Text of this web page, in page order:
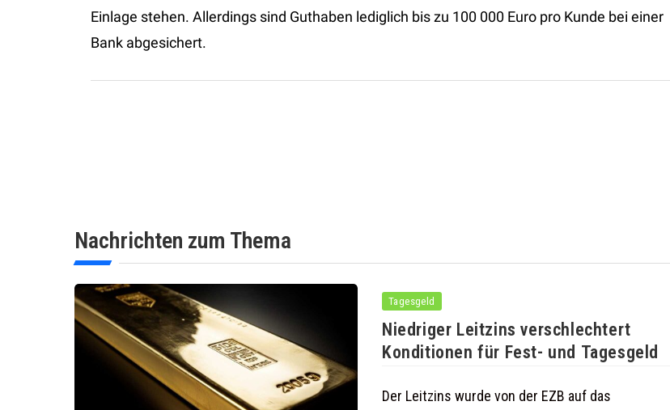
Einlage stehen. Allerdings sind Guthaben lediglich bis zu 100 000 Euro pro Kunde bei einer
Bank abgesichert.
Nachrichten zum Thema
Tagesgeld
Niedriger Leitzins verschlechtert
Konditionen für Fest- und Tagesgeld
Der Leitzins wurde von der EZB auf das